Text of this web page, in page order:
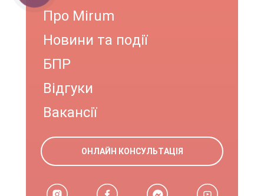
Про Mirum
Новини та події
БПР
Відгуки
Вакансії
ОНЛАЙН КОНСУЛЬТАЦІЯ